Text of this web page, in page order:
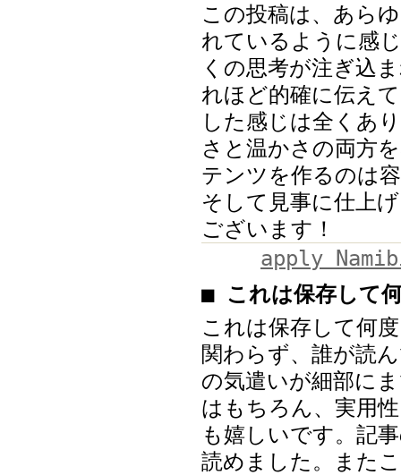
この投稿は、あら
れているように感
くの思考が注ぎ込
れほど的確に伝え
した感じは全くあ
さと温かさの両方
テンツを作るのは
そして見事に仕上
ございます！
apply
■ これは保存して
これは保存して何
関わらず、誰が読
の気遣いが細部に
はもちろん、実用
も嬉しいです。記
読めました。また